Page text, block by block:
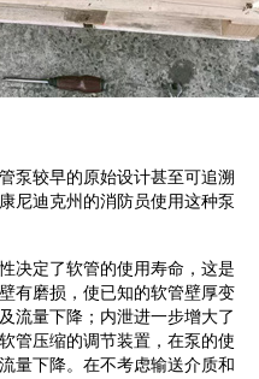
泵较早的原始设计甚至可追溯
尼迪克州的消防员使用这种泵
决定了软管的使用寿命，这是
有磨损，使已知的软管壁厚变
流量下降；内泄进一步增大了
管压缩的调节装置，在泵的使
量下降。在不考虑输送介质和